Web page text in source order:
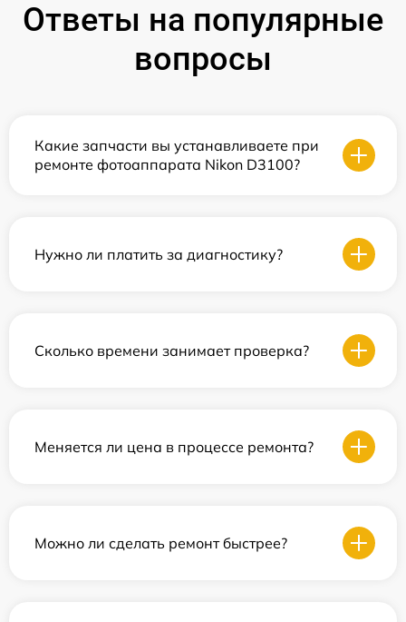
Ответы на популярные
вопросы
Какие запчасти вы устанавливаете при
ремонте фотоаппарата Nikon D3100?
Нужно ли платить за диагностику?
Сколько времени занимает проверка?
Меняется ли цена в процессе ремонта?
Можно ли сделать ремонт быстрее?